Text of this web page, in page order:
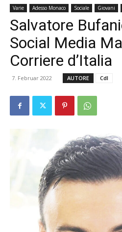
Varie Adesso Monaco Sociale Giovani
Salvatore
Social Media
Corriere d’Italia
7. Februar 2022 AUTORE CdI